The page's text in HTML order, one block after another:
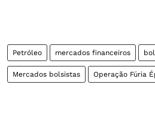
Petróleo mercados financeiros
Mercados bolsistas Operação Fúria